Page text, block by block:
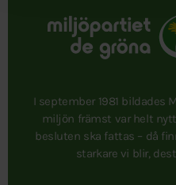
I september 1981
miljön främst var helt
besluten ska fattas – då
starkare vi blir,